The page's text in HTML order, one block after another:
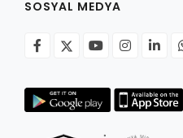
SOSYAL MEDYA